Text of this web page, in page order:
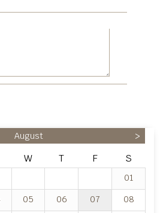
August >
W T F S
01
05 06 07
08